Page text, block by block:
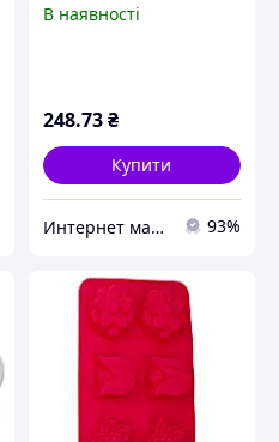
В наявності
248.73₴
Купити
Интернет магазин "ХозШоп" 93%